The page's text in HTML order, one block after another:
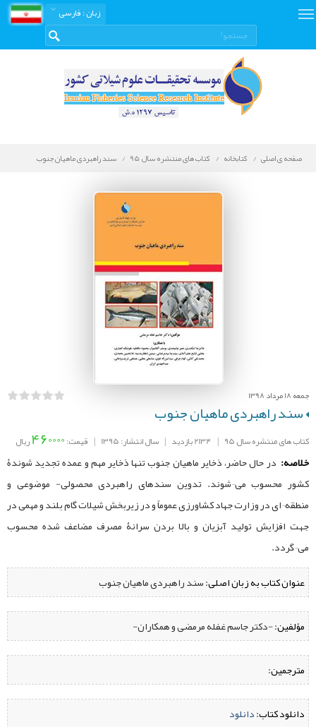
زبان: فارسی
صفحه ی اصلی کتابخانه کتاب های منتشره سال 95 سند راهبردی ماهیان جنوب
جمعه 18 مرداد 1398
سند راهبردی ماهیان جنوب
کتاب های منتشره سال 95 | 2134 بازدید | سال انتشار: 1395 | قیمت:460000ریال
خلاصه: در حال حاضر، ذخایر ماهیان جنوب تنها ذخایر مهم و عمده تجدید شوندۀ
کشور محسوب می¬شوند. تدوین سندهای راهبردی محصولی- موضوعی و
منطقه¬ای در وزارت جهاد کشاورزی عموماً و در زیربخش شیلات گام بلند و مهمی در
جهت افزایش تولید آبزیان و بالا بردن سرانۀ مصرف مضاعف شده محسوب
می¬گردد.
عنوان کتاب به زبان اصلی:سند راهبردی ماهیان جنوب
مؤلفین:‌ -دکتر جاسم غفله مرمضی و همکاران-
مترجمین:
دانلود کتاب:دانلود